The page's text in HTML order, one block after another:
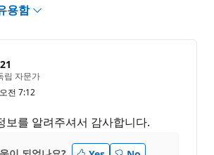
용함
립 자문가
전 7:12
보를 알려주셔서 감사합니다.